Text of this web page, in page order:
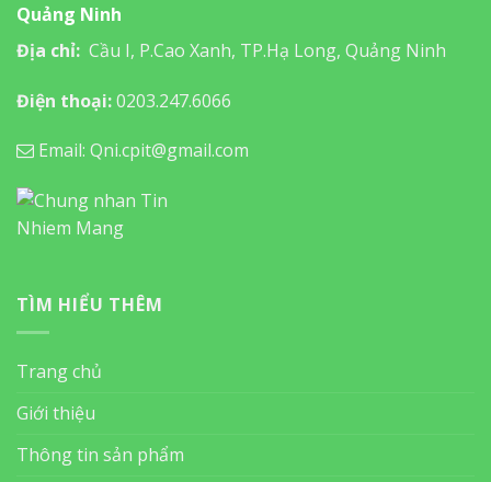
Quảng Ninh
Địa chỉ: Cầu I, P.Cao Xanh, TP.Hạ Long, Quảng Ninh
Điện thoại:0203.247.6066
Email: Qni.cpit@gmail.com
TÌM HIỂU THÊM
Trang chủ
Giới thiệu
Thông tin sản phẩm